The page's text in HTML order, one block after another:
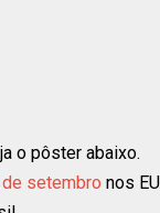
o pôster abaixo.
setembro nos